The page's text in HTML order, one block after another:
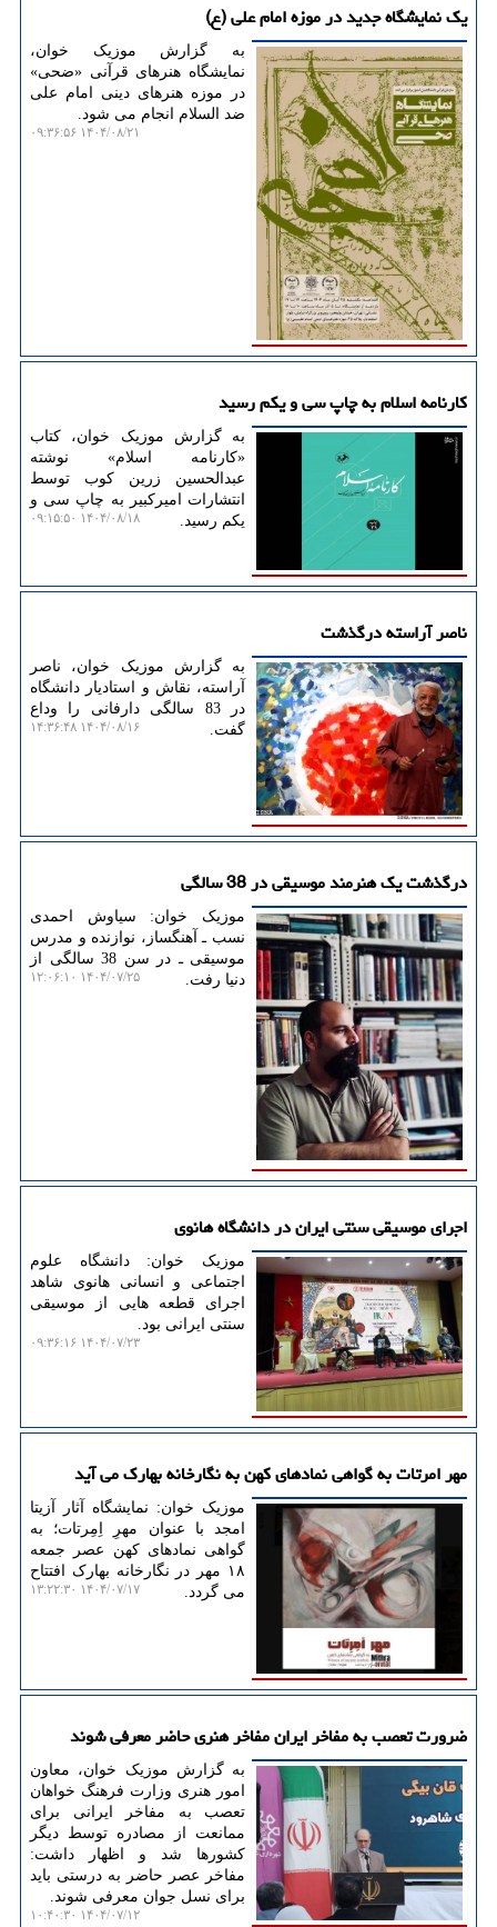
یک نمایشگاه جدید در موزه امام علی (ع)
به گزارش موزیک خوان،
نمایشگاه هنرهای قرآنی «ضحی»
در موزه هنرهای دینی امام علی
ضد السلام انجام می شود.
۱۴۰۴/۰۸/۲۱ ۰۹:۳۶:۵۶
کارنامه اسلام به چاپ سی و یکم رسید
به گزارش موزیک خوان، کتاب
«کارنامه اسلام» نوشته
عبدالحسین زرین کوب توسط
انتشارات امیرکبیر به چاپ سی و
یکم رسید.
۱۴۰۴/۰۸/۱۸ ۰۹:۱۵:۵۰
ناصر آراسته درگذشت
به گزارش موزیک خوان، ناصر
آراسته، نقاش و استادیار دانشگاه
در 83 سالگی دارفانی را وداع
گفت.
۱۴۰۴/۰۸/۱۶ ۱۴:۳۶:۴۸
درگذشت یک هنرمند موسیقی در 38 سالگی
موزیک خوان: سیاوش احمدی
نسب ـ آهنگساز، نوازنده و مدرس
موسیقی ـ در سن 38 سالگی از
دنیا رفت.
۱۴۰۴/۰۷/۲۵ ۱۲:۰۶:۱۰
اجرای موسیقی سنتی ایران در دانشگاه هانوی
موزیک خوان: دانشگاه علوم
اجتماعی و انسانی هانوی شاهد
اجرای قطعه هایی از موسیقی
سنتی ایرانی بود.
۱۴۰۴/۰۷/۲۳ ۰۹:۳۶:۱۶
مهر امرتات به گواهی نمادهای کهن به نگارخانه بهارک می آید
موزیک خوان: نمایشگاه آثار آزیتا
امجد با عنوان مهرِ اِمِرتات؛ به
گواهی نمادهای کهن عصر جمعه
۱۸ مهر در نگارخانه بهارک افتتاح
می گردد.
۱۴۰۴/۰۷/۱۷ ۱۳:۲۲:۳۰
ضرورت تعصب به مفاخر ایران مفاخر هنری حاضر معرفی شوند
به گزارش موزیک خوان، معاون
امور هنری وزارت فرهنگ خواهان
تعصب به مفاخر ایرانی برای
ممانعت از مصادره توسط دیگر
کشورها شد و اظهار داشت:
مفاخر عصر حاضر به درستی باید
برای نسل جوان معرفی شوند.
۱۴۰۴/۰۷/۱۲ ۱۰:۴۰:۳۰